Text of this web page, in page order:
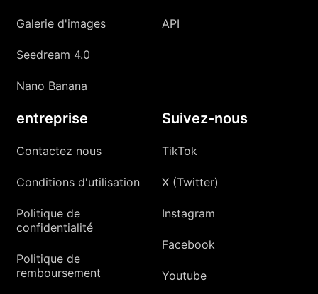
Galerie d'images
Seedream 4.0
Nano Banana
API
entreprise
Contactez nous
Conditions d'utilisation
Politique de
confidentialité
Politique de
remboursement
Suivez-nous
TikTok
X (Twitter)
Instagram
Facebook
Youtube